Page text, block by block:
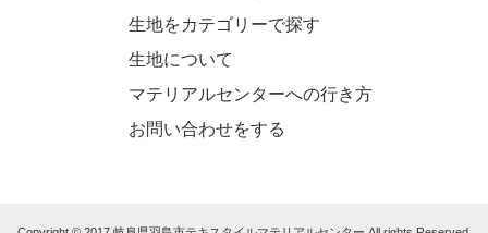
生地をカテゴリーで探す
生地について
マテリアルセンターへの行き方
お問い合わせをする